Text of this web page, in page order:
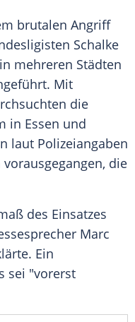
brutalen Angriff
Schalke
in mehreren Städten
Mit
die
in Essen und
laut Polizeiangaben
die
des Einsatzes
Marc
Ein
sei "vorerst